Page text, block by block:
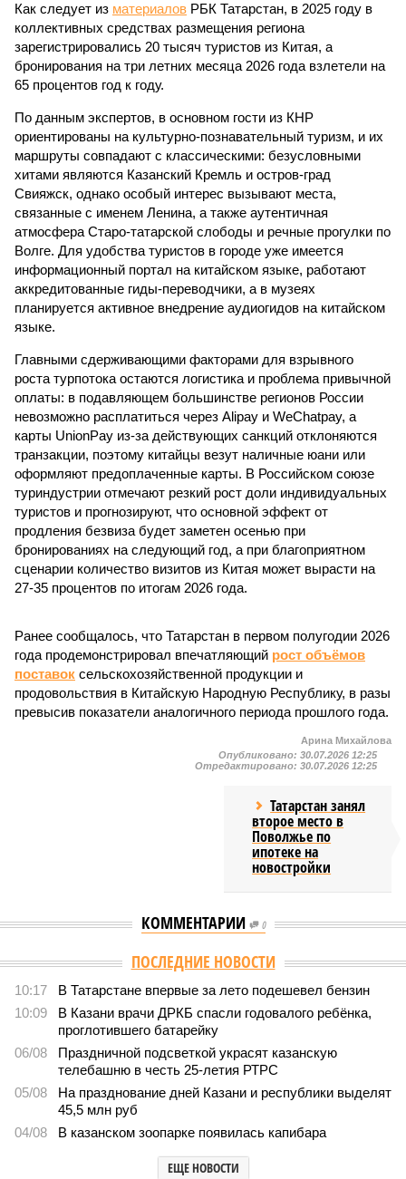
Как следует из материалов РБК Татарстан, в 2025 году в
коллективных средствах размещения региона
зарегистрировались 20 тысяч туристов из Китая, а
бронирования на три летних месяца 2026 года взлетели на
65 процентов год к году.
По данным экспертов, в основном гости из КНР
ориентированы на культурно-познавательный туризм, и их
маршруты совпадают с классическими: безусловными
хитами являются Казанский Кремль и остров-град
Свияжск, однако особый интерес вызывают места,
связанные с именем Ленина, а также аутентичная
атмосфера Старо-татарской слободы и речные прогулки по
Волге. Для удобства туристов в городе уже имеется
информационный портал на китайском языке, работают
аккредитованные гиды-переводчики, а в музеях
планируется активное внедрение аудиогидов на китайском
языке.
Главными сдерживающими факторами для взрывного
роста турпотока остаются логистика и проблема привычной
оплаты: в подавляющем большинстве регионов России
невозможно расплатиться через Alipay и WeChatpay, а
карты UnionPay из-за действующих санкций отклоняются
транзакции, поэтому китайцы везут наличные юани или
оформляют предоплаченные карты. В Российском союзе
туриндустрии отмечают резкий рост доли индивидуальных
туристов и прогнозируют, что основной эффект от
продления безвиза будет заметен осенью при
бронированиях на следующий год, а при благоприятном
сценарии количество визитов из Китая может вырасти на
27-35 процентов по итогам 2026 года.
Ранее сообщалось, что Татарстан в первом полугодии 2026
года продемонстрировал впечатляющий рост объёмов
поставок сельскохозяйственной продукции и
продовольствия в Китайскую Народную Республику, в разы
превысив показатели аналогичного периода прошлого года.
Арина Михайлова
Опубликовано: 30.07.2026 12:25
Отредактировано: 30.07.2026 12:25
Татарстан занял
второе место в
Поволжье по
ипотеке на
новостройки
КОММЕНТАРИИ 0
ПОСЛЕДНИЕ НОВОСТИ
10:17
В Татарстане впервые за лето подешевел бензин
10:09
В Казани врачи ДРКБ спасли годовалого ребёнка,
проглотившего батарейку
06/08
Праздничной подсветкой украсят казанскую
телебашню в честь 25-летия РТРС
05/08
На празднование дней Казани и республики выделят
45,5 млн руб
04/08
В казанском зоопарке появилась капибара
ЕЩЕ НОВОСТИ